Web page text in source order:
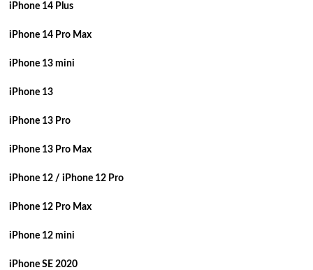
iPhone 14 Plus
iPhone 14 Pro Max
iPhone 13 mini
iPhone 13
iPhone 13 Pro
iPhone 13 Pro Max
iPhone 12 / iPhone 12 Pro
iPhone 12 Pro Max
iPhone 12 mini
iPhone SE 2020